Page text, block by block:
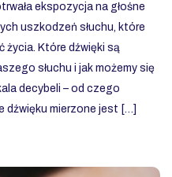
ekspozycja na głośne
uszkodzeń słuchu, które
Które dźwięki są
słuchu i jak możemy się
decybeli – od czego
dźwięku mierzone jest […]